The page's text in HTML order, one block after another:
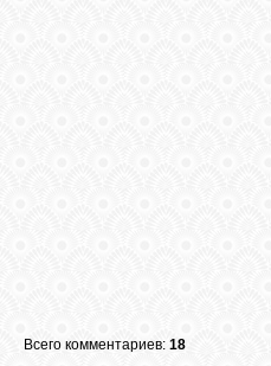
Всего комментариев: 18